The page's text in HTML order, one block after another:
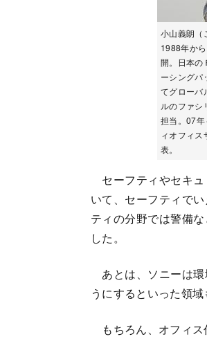
小山義朗（
1988年か
開。日本の
ーシングパ
てグローバ
ルのファ
担当。07
ィオフィ
表。
セーフティやセキ
いて、セーフティで
ティの分野では警備
した。
あとは、ソニーは環
うにするといった領
もちろん、オフィス